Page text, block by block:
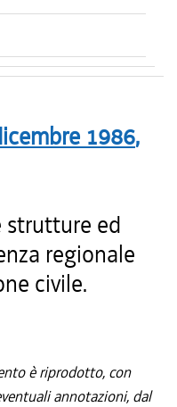
1986,
strutture ed
regionale
civile.
è riprodotto, con
annotazioni, dal